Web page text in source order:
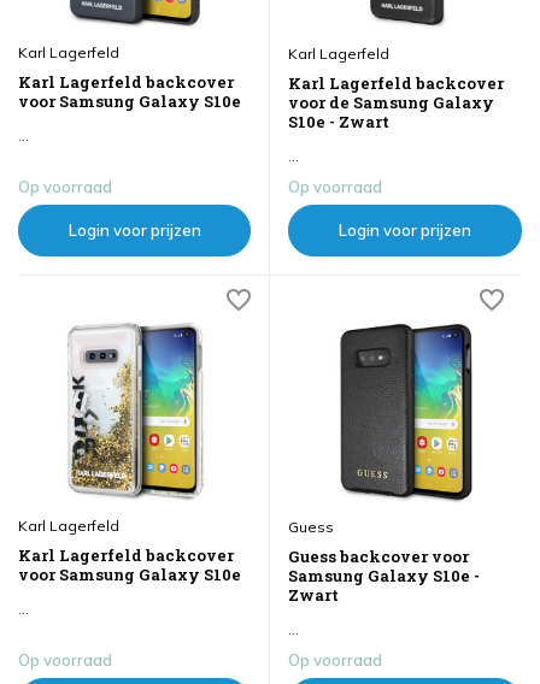
Karl Lagerfeld
Karl Lagerfeld backcover
voor Samsung Galaxy S10e
...
Op voorraad
Login voor prijzen
Karl Lagerfeld
Karl Lagerfeld backcover
voor de Samsung Galaxy
S10e - Zwart
...
Op voorraad
Login voor prijzen
Karl Lagerfeld
Karl Lagerfeld backcover
voor Samsung Galaxy S10e
Op voorraad
Guess
Guess backcover voor
Samsung Galaxy S10e -
Zwart
Op voorraad